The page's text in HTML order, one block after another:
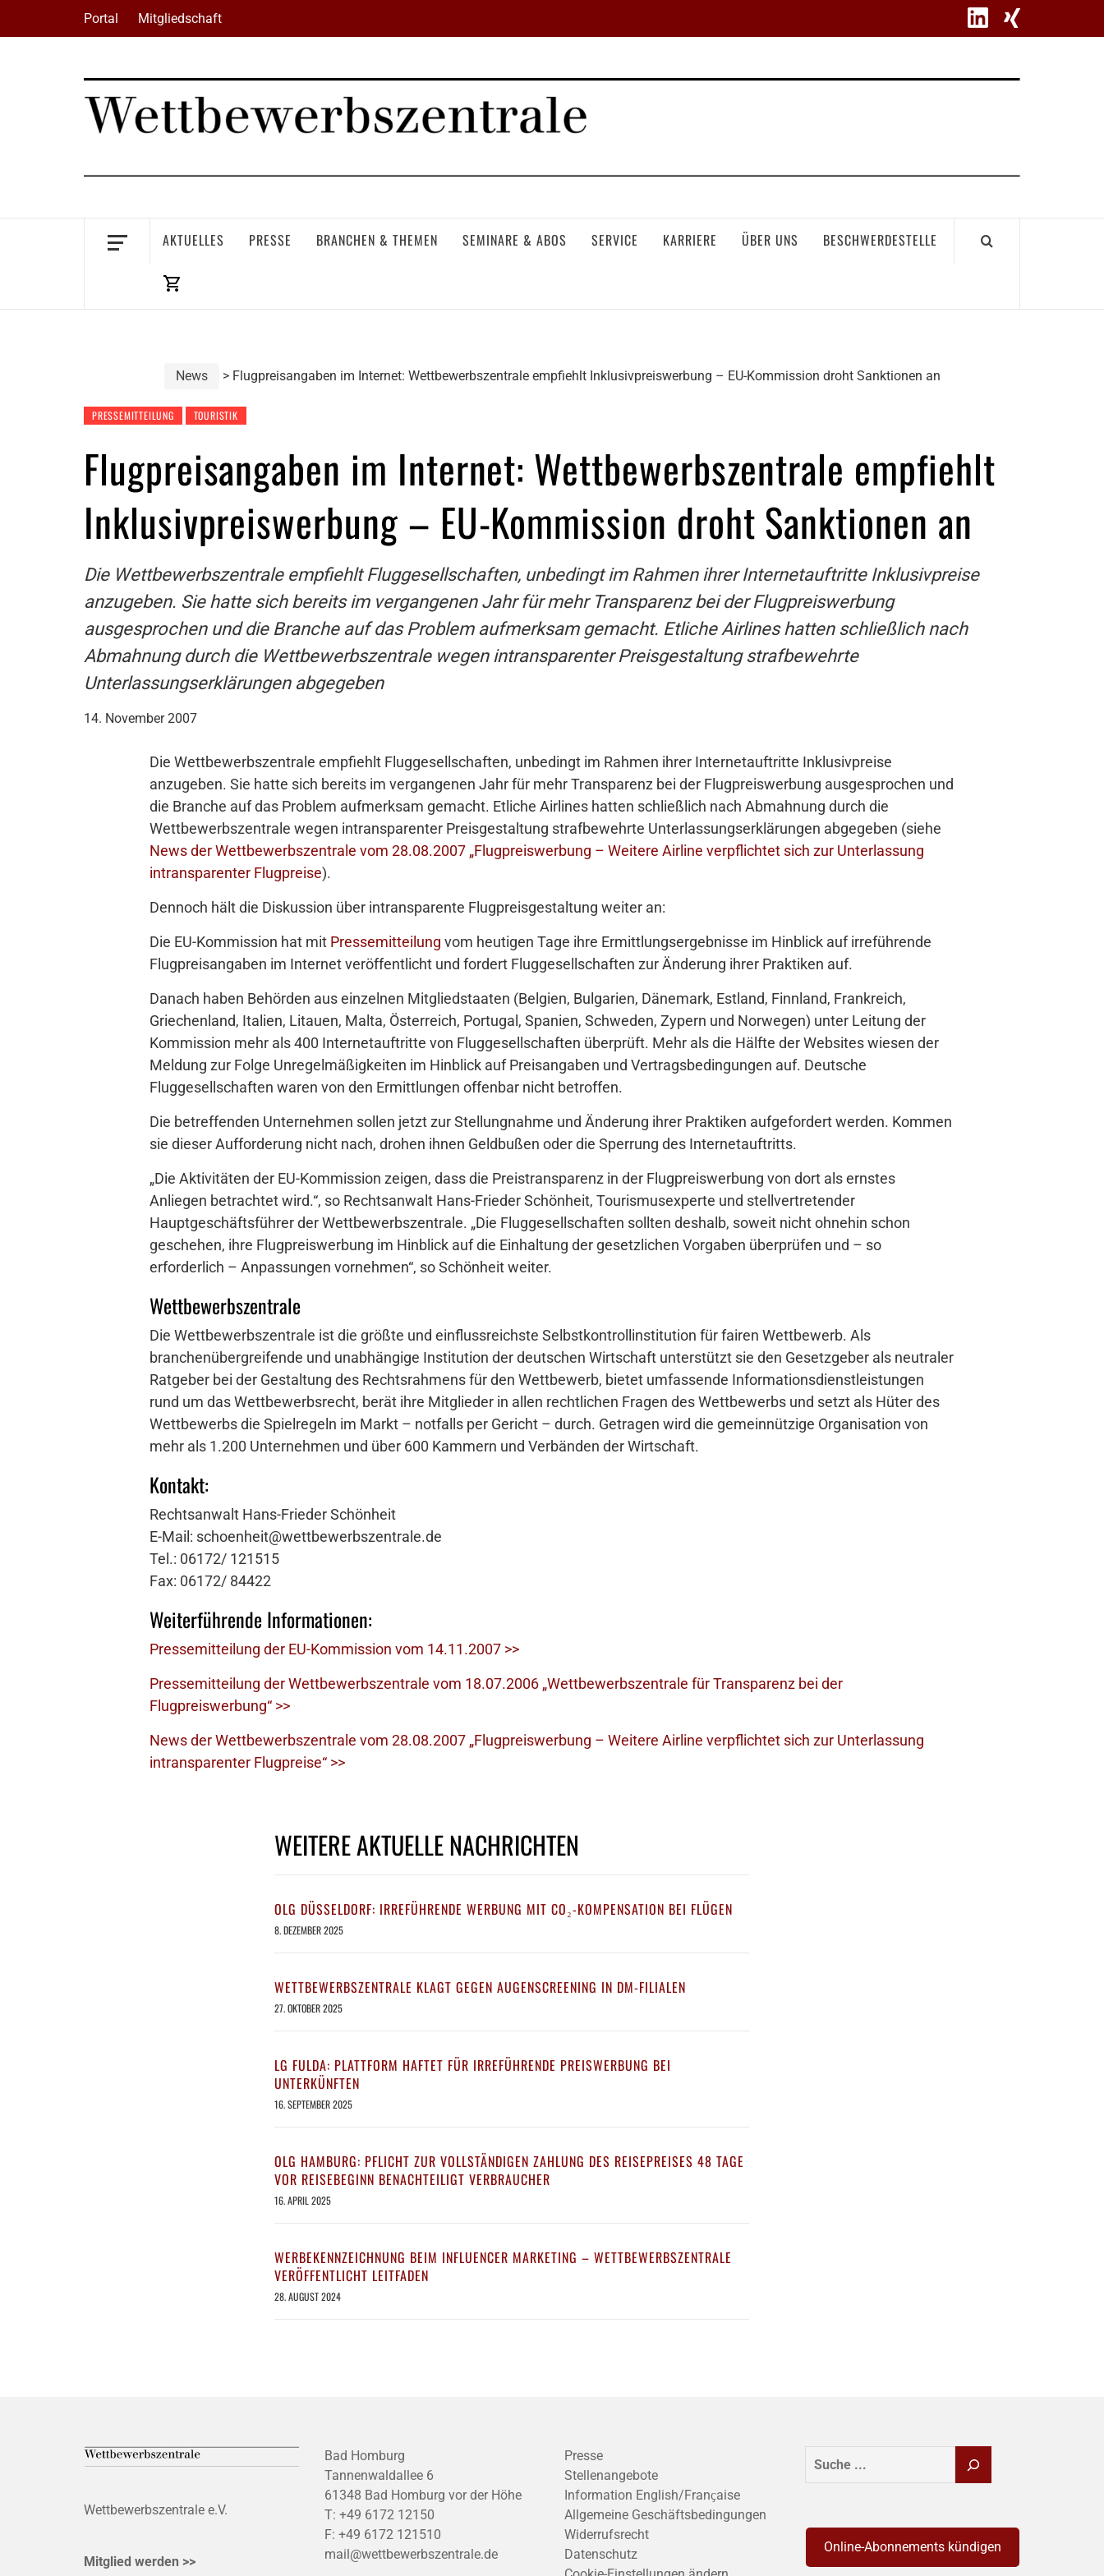
Portal Mitgliedschaft
AKTUELLES PRESSE BRANCHEN & THEMEN SEMINARE & ABOS SERVICE KARRIERE ÜBER UNS BESCHWERDESTELLE
News Flugpreisangaben im Internet: Wettbewerbszentrale empfiehlt Inklusivpreiswerbung – EU-Kommission droht Sanktionen an
PRESSEMITTEILUNG TOURISTIK
Flugpreisangaben im Internet: Wettbewerbszentrale empfiehlt
Inklusivpreiswerbung – EU-Kommission droht Sanktionen an
Die Wettbewerbszentrale empfiehlt Fluggesellschaften, unbedingt im Rahmen ihrer Internetauftritte Inklusivpreise
anzugeben. Sie hatte sich bereits im vergangenen Jahr für mehr Transparenz bei der Flugpreiswerbung
ausgesprochen und die Branche auf das Problem aufmerksam gemacht. Etliche Airlines hatten schließlich nach
Abmahnung durch die Wettbewerbszentrale wegen intransparenter Preisgestaltung strafbewehrte
Unterlassungserklärungen abgegeben
14. November 2007
Die Wettbewerbszentrale empfiehlt Fluggesellschaften, unbedingt im Rahmen ihrer Internetauftritte Inklusivpreise
anzugeben. Sie hatte sich bereits im vergangenen Jahr für mehr Transparenz bei der Flugpreiswerbung ausgesprochen und
die Branche auf das Problem aufmerksam gemacht. Etliche Airlines hatten schließlich nach Abmahnung durch die
Wettbewerbszentrale wegen intransparenter Preisgestaltung strafbewehrte Unterlassungserklärungen abgegeben (siehe
News der Wettbewerbszentrale vom 28.08.2007 „Flugpreiswerbung – Weitere Airline verpflichtet sich zur Unterlassung
intransparenter Flugpreise).
Dennoch hält die Diskussion über intransparente Flugpreisgestaltung weiter an:
Die EU-Kommission hat mit Pressemitteilung vom heutigen Tage ihre Ermittlungsergebnisse im Hinblick auf irreführende
Flugpreisangaben im Internet veröffentlicht und fordert Fluggesellschaften zur Änderung ihrer Praktiken auf.
Danach haben Behörden aus einzelnen Mitgliedstaaten (Belgien, Bulgarien, Dänemark, Estland, Finnland, Frankreich,
Griechenland, Italien, Litauen, Malta, Österreich, Portugal, Spanien, Schweden, Zypern und Norwegen) unter Leitung der
Kommission mehr als 400 Internetauftritte von Fluggesellschaften überprüft. Mehr als die Hälfte der Websites wiesen der
Meldung zur Folge Unregelmäßigkeiten im Hinblick auf Preisangaben und Vertragsbedingungen auf. Deutsche
Fluggesellschaften waren von den Ermittlungen offenbar nicht betroffen.
Die betreffenden Unternehmen sollen jetzt zur Stellungnahme und Änderung ihrer Praktiken aufgefordert werden. Kommen
sie dieser Aufforderung nicht nach, drohen ihnen Geldbußen oder die Sperrung des Internetauftritts.
„Die Aktivitäten der EU-Kommission zeigen, dass die Preistransparenz in der Flugpreiswerbung von dort als ernstes
Anliegen betrachtet wird.“, so Rechtsanwalt Hans-Frieder Schönheit, Tourismusexperte und stellvertretender
Hauptgeschäftsführer der Wettbewerbszentrale. „Die Fluggesellschaften sollten deshalb, soweit nicht ohnehin schon
geschehen, ihre Flugpreiswerbung im Hinblick auf die Einhaltung der gesetzlichen Vorgaben überprüfen und – so
erforderlich – Anpassungen vornehmen“, so Schönheit weiter.
Wettbewerbszentrale
Die Wettbewerbszentrale ist die größte und einflussreichste Selbstkontrollinstitution für fairen Wettbewerb. Als
branchenübergreifende und unabhängige Institution der deutschen Wirtschaft unterstützt sie den Gesetzgeber als neutraler
Ratgeber bei der Gestaltung des Rechtsrahmens für den Wettbewerb, bietet umfassende Informationsdienstleistungen
rund um das Wettbewerbsrecht, berät ihre Mitglieder in allen rechtlichen Fragen des Wettbewerbs und setzt als Hüter des
Wettbewerbs die Spielregeln im Markt – notfalls per Gericht – durch. Getragen wird die gemeinnützige Organisation von
mehr als 1.200 Unternehmen und über 600 Kammern und Verbänden der Wirtschaft.
Kontakt:
Rechtsanwalt Hans-Frieder Schönheit
E-Mail: schoenheit@wettbewerbszentrale.de
Tel.: 06172/ 121515
Fax: 06172/ 84422
Weiterführende Informationen:
Pressemitteilung der EU-Kommission vom 14.11.2007 >>
Pressemitteilung der Wettbewerbszentrale vom 18.07.2006 „Wettbewerbszentrale für Transparenz bei der
Flugpreiswerbung“ >>
News der Wettbewerbszentrale vom 28.08.2007 „Flugpreiswerbung – Weitere Airline verpflichtet sich zur Unterlassung
intransparenter Flugpreise“ >>
WEITERE AKTUELLE NACHRICHTEN
OLG DÜSSELDORF: IRREFÜHRENDE WERBUNG MIT CO₂-KOMPENSATION BEI FLÜGEN
8. DEZEMBER 2025
WETTBEWERBSZENTRALE KLAGT GEGEN AUGENSCREENING IN DM-FILIALEN
27. OKTOBER 2025
LG FULDA: PLATTFORM HAFTET FÜR IRREFÜHRENDE PREISWERBUNG BEI
UNTERKÜNFTEN
16. SEPTEMBER 2025
OLG HAMBURG: PFLICHT ZUR VOLLSTÄNDIGEN ZAHLUNG DES REISEPREISES 48 TAGE
VOR REISEBEGINN BENACHTEILIGT VERBRAUCHER
16. APRIL 2025
WERBEKENNZEICHNUNG BEIM INFLUENCER MARKETING – WETTBEWERBSZENTRALE
VERÖFFENTLICHT LEITFADEN
28. AUGUST 2024
Wettbewerbszentrale e.V.
Mitglied werden >>
Bad Homburg
Tannenwaldallee 6
61348 Bad Homburg vor der Höhe
T: +49 6172 12150
F: +49 6172 121510
mail@wettbewerbszentrale.de
Presse
Stellenangebote
Information English/Franҫaise
Allgemeine Geschäftsbedingungen
Widerrufsrecht
Datenschutz
SUCHEN
Online-Abonnements kündigen